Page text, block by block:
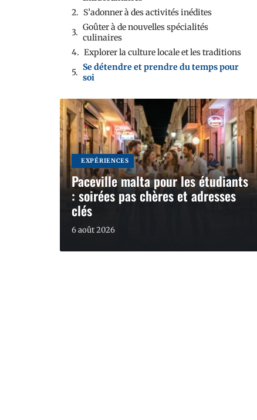
S’adonner à des activités inédites
Goûter à de nouvelles spécialités
culinaires
Explorer la culture locale et les traditions
Se détendre et prendre du temps pour
soi
EXPÉRIENCES
Paceville malta pour les étudiants
: soirées pas chères et adresses
clés
6 août 2026